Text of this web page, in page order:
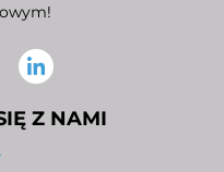
Z NAMI